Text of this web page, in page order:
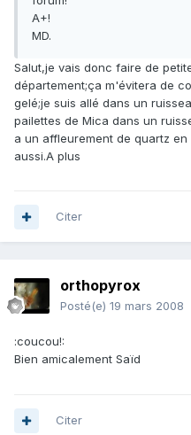
A+!
MD.
Salut,je vais donc faire de
département;ça m'évitera de
gelé;je suis allé dans un
pailettes de Mica dans un
a un affleurement de quartz
aussi.A plus
Citer
orthopyrox
Posté(e) 19 mars 2008
:coucou!:
Bien amicalement Saïd
Citer